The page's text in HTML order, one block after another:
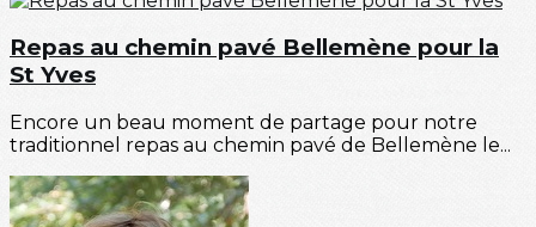
Repas au chemin pavé Bellemène pour la
St Yves
Encore un beau moment de partage pour notre
traditionnel repas au chemin pavé de Bellemène le...